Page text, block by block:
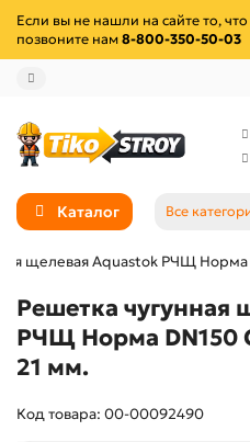
Если вы не нашли на сайте то,
позвоните нам 8-800-350-50-03
Каталог Все
щелевая Aquastok РЧЩ Норма
Решетка чугунная
РЧЩ Норма DN150
21 мм.
Код товара: 00-00092490